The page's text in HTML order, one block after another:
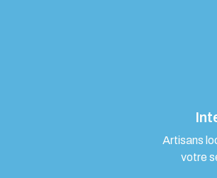
Artisans
votre